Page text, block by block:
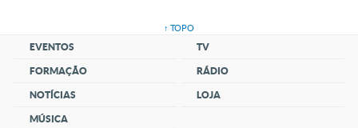
↑ TOPO
EVENTOS
FORMAÇÃO
NOTÍCIAS
MÚSICA
TV
RÁDIO
LOJA